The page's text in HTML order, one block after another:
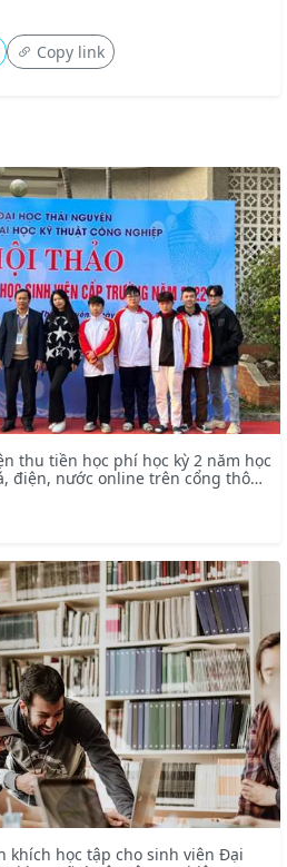
Copy link
thu tiền học phí học kỳ 2 năm học
điện, nước online trên cổng thông
khích học tập cho sinh viên Đại